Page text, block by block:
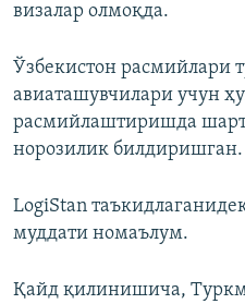
визалар олмоқда.
Ўзбекистон расмийлари
авиаташувчилари учун
расмийлаштиришда
норозилик билдиришган.
LogiStan
муддати номаълум.
Қайд қилинишича,